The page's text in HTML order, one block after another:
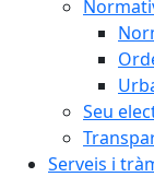
Seu
Serveis i